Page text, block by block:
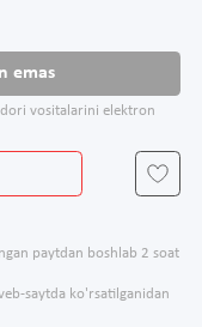
emas
vositalarini elektron
paytdan boshlab 2 soat
saytda ko'rsatilganidan